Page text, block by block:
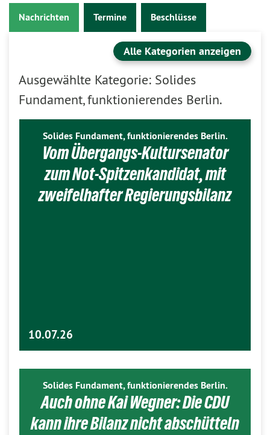
Nachrichten Termine Beschlüsse
Alle Kategorien anzeigen
Ausgewählte Kategorie: Solides
Fundament, funktionierendes Berlin.
Solides Fundament, funktionierendes Berlin.
Vom Übergangs-Kultursenator
zum Not-Spitzenkandidat, mit
zweifelhafter Regierungsbilanz
10.07.26
Solides Fundament, funktionierendes Berlin.
Auch ohne Kai Wegner: Die CDU
kann ihre Bilanz nicht abschütteln